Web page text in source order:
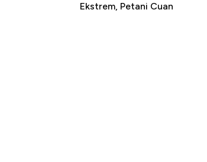
Ekstrem, Petani Cuan